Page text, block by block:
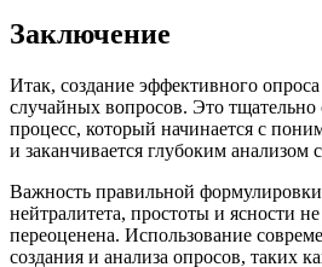
Заключение
Итак, создание эффективного
случайных вопросов. Это
процесс, который начинается с
и заканчивается глубоким
Важность правильной
нейтралитета, простоты и ясности
переоценена. Использование
создания и анализа опросов, таких